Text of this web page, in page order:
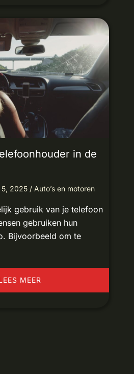
in de
5, 2025 / Auto’s en motoren
gebruik van je telefoon
gebruiken hun
Bijvoorbeeld om te
MEER